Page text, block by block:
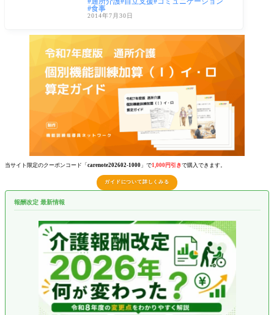
市場
食事
2014年7月30日
当サイト限定のクーポンコード「 carenote202602-1000 」で1,000円引きで購入できます。
ガイドについて詳しくみる
報酬改定 最新情報